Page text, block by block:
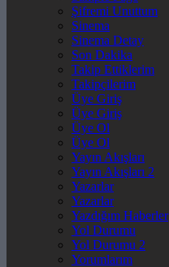
Şifremi Unuttum
Sinema
Sinema Detay
Son Dakika
Takip Ettiklerim
Takipçilerim
Üye Giriş
Üye Giriş
Üye Ol
Üye Ol
Yayın Akışları
Yayın Akışları 2
Yazarlar
Yazarlar
Yazdığım Haberler
Yol Durumu
Yol Durumu 2
Yorumlarım